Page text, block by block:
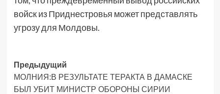
войск из Приднестровья может представлять
угрозу для Молдовы.
Навигация
записи
Предыдущий
МОЛНИЯ:В РЕЗУЛЬТАТЕ ТЕРАКТА В ДАМАСКЕ
БЫЛ УБИТ МИНИСТР ОБОРОНЫ СИРИИ